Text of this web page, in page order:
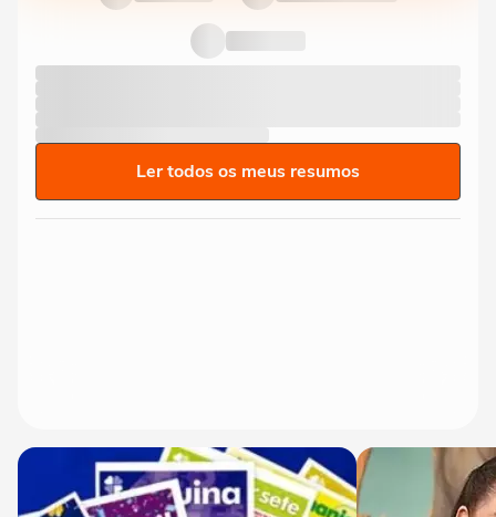
Ler todos os meus resumos